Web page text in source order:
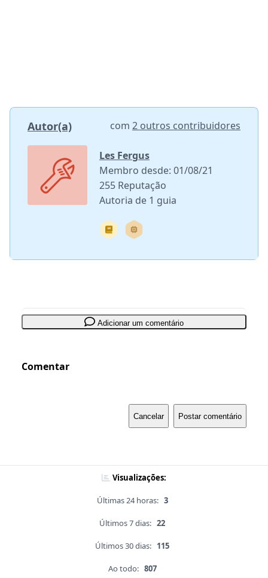
Autor(a) com 2 outros contribuidores
Les Fergus
Membro desde: 01/08/21
255 Reputação
Autoria de 1 guia
Adicionar um comentário
Comentar
Cancelar Postar comentário
Visualizações:
Últimas 24 horas: 3
Últimos 7 dias: 22
Últimos 30 dias: 115
Ao todo: 807